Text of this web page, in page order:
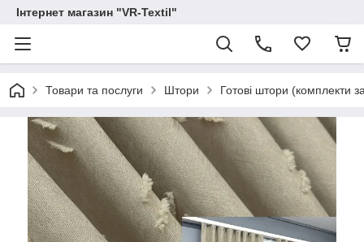
Інтернет магазин "VR-Textil"
Товари та послуги Штори Готові штори (комплекти